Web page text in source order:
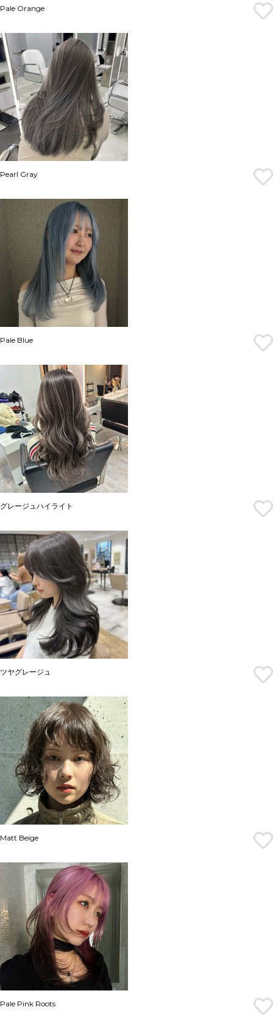
Pale Orange
Pearl Gray
Pale Blue
グレージュハイライト
ツヤグレージュ
Matt Beige
Pale Pink Roots